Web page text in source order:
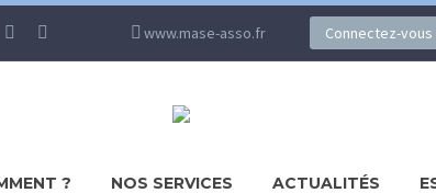
www.mase-asso.fr Connectez-vous
? NOS SERVICES ACTUALITÉS